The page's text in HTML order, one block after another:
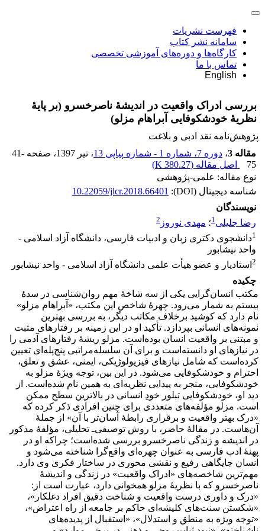
فهرست نشریات
سامانه نشر کتاب
کارگاه‌ها و دوره‌های آموزشی تخصصی
تماس با ما
English
بررسی ادراک واقعیت در اندیشۀ ناصرخسرو (بر پایۀ
نظریۀ خودشکوفایی آبراهام مزلو)
پژوهش‌نامه نقد ادبی و بلاغت
مقاله 3
، دوره 7، شماره 1 - شماره پیاپی 13 ، تیر 1397 ، صفحه 41-
75
اصل مقاله (380.27 K
)
نوع مقاله: علمی-پژوهشی
شناسه دیجیتال (DOI):
10.22059/jlcr.2018.66401
نویسندگان
رضا جلیلی1؛ مهدی نوروز 2
1دانشجوی دکتری زبان و ادبیات فارسی، دانشگاه آزاد اسلامی -
واحد نیشابور
2 استادیار و عضو هیأت علمی دانشگاه آزاد اسلامی - واحد نیشابور
چکیده
مکتب انسان‌گرایی یکی از سه شاخۀ مهم روان‌شناسی در سدۀ
بیستم به شمار می‌رود. چهرۀ شاخص این مکتب، «آبراهام مزلو»
نام دارد که کوشید برخلاف مکاتب دیگر، به بررسی بهترین
نمونه‌های انسانی بپردازد. تأکید او در این زمینه بر رفتارهای مثبت
و مبتنی بر واقعیت انسان بوده‌است. مزلو ریشۀ رفتارهای آدمی را
در نیازهای او دانسته‌است و برای آن سلسله‌مراتبی پنج‌پله‌ای تعیین
کرده‌است که شامل نیازهای فیزیولوژیکی، ایمنی، عشق و تعلق،
احترام و خودشکوفایی می‌شود. در این بین، توجه ویژۀ مزلو به
خودشکوفایی، منجر به پیدایی نظریه‌ای به همین نام شده‌است. از
دید او، خودشکوفایی تبلور خودِ انسانی در بالاترین سطح ممکن
است. مزلو مؤلفه‌های متعددی برای چنین افرادی ذکر کرده که
«درک بهتر واقعیت و برقراری رابطۀ آسان‌تر با آن» از جملۀ
آن‌هاست. در مقالۀ حاضر، با روش توصیفی‌ـ تحلیلی، مؤلفۀ مذکور
در اندیشه و زندگی ناصرخسرو بررسی شده‌است؛ چراکه او در
پهنۀ ادب فارسی به عنوان چهره‌ای واقع‌گرا شناخته می‌شود و
انسان جایگاهی رفیع و نقشی محوری در ساختار فکری وی دارد.
مهم‌ترین شاخصه‌های «ادراک واقعیت» در زندگی و اندیشۀ
ناصرخسرو که با نظریۀ مزلو همخوانی دارد، عبارت است از:
«درک و داوری درست واقعیت و شناخت دقیق افراد دغلکار»،
«شکستن سنت‌های کلیشه‌ای حاکم بر جامعه از راه اعتراض»،
«توجه ویژه به منطق و استدلال»، «استقبال از پدیده‌های